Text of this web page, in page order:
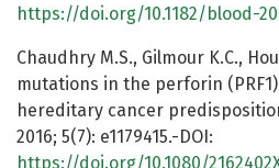
https://doi.org/10.1182/blood-
Chaudhry M.S., Gilmour K.C.,
mutations in the perforin
hereditary cancer
2016; 5(7): e1179415.-DOI:
https://doi.org/10.1080/